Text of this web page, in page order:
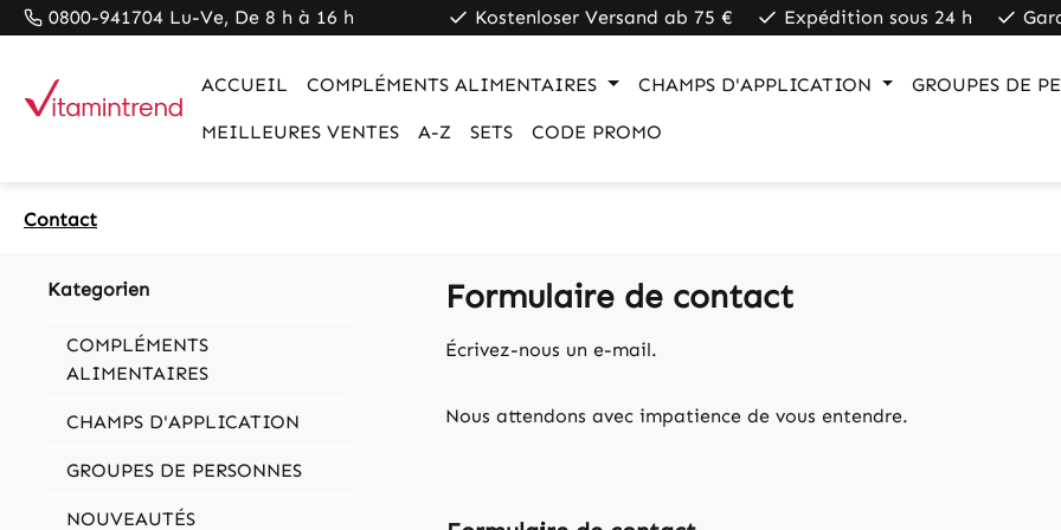
Zur Hauptnavigation springen
0800-941704 Lu-Ve, De 8 h à 16 h Kostenloser Versand ab 75 € Expédition sous 24 h
ACCUEIL COMPLÉMENTS ALIMENTAIRES CHAMPS D'APPLICATION GROUPES DE
MEILLEURES VENTES A-Z SETS CODE PROMO
Contact
Kategorien
COMPLÉMENTS
ALIMENTAIRES
CHAMPS D'APPLICATION
GROUPES DE PERSONNES
NOUVEAUTÉS
Formulaire de contact
Écrivez-nous un e-mail.
Nous attendons avec impatience de vous entendre.